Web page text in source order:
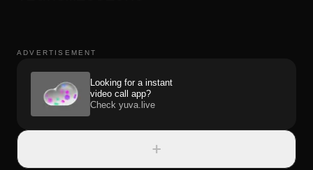
ADVERTISEMENT
Looking for a instant
video call app?
Check yuva.live
+